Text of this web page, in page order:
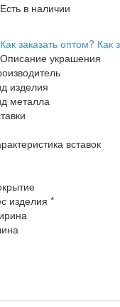
Есть в наличии
Как заказать оптом? Как
Описание украшения
изделия
металла
вставок
изделия *